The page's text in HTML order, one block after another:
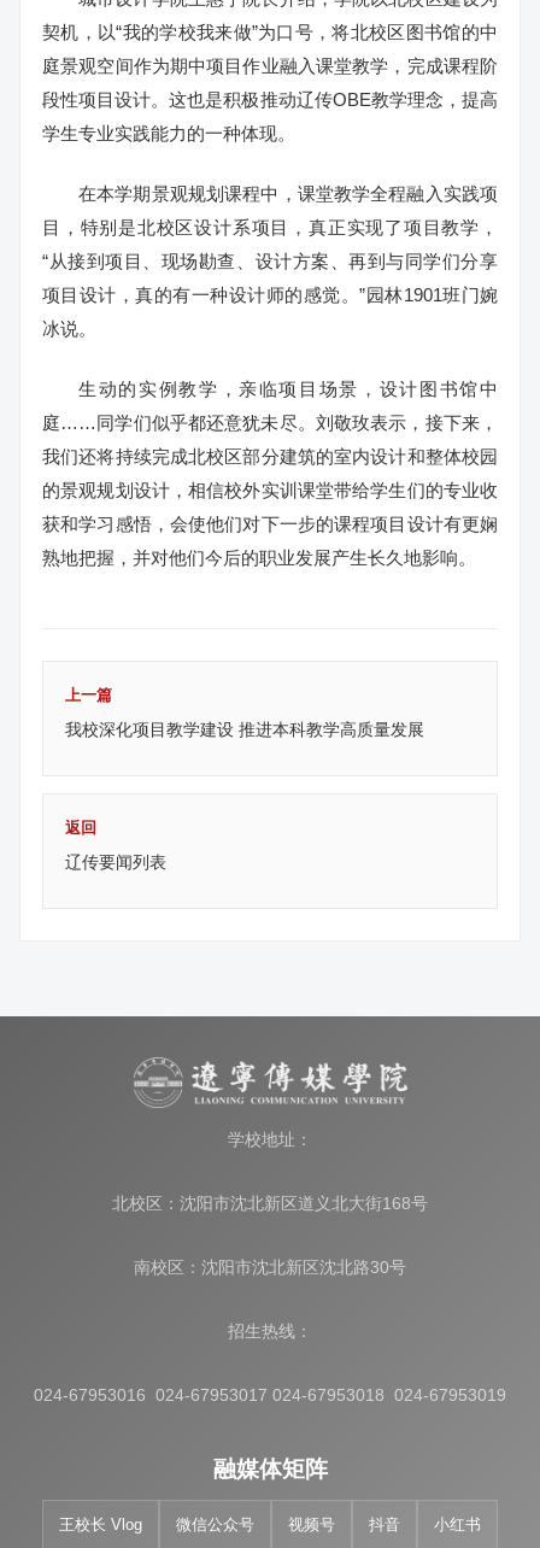
契机，以“我的学校我来做”为口号，将北校区图书馆的中
庭景观空间作为期中项目作业融入课堂教学，完成课程阶
段性项目设计。这也是积极推动辽传OBE教学理念，提高
学生专业实践能力的一种体现。
在本学期景观规划课程中，课堂教学全程融入实践项
目，特别是北校区设计系项目，真正实现了项目教学，
“从接到项目、现场勘查、设计方案、再到与同学们分享
项目设计，真的有一种设计师的感觉。”园林1901班门婉
冰说。
生动的实例教学，亲临项目场景，设计图书馆中
庭……同学们似乎都还意犹未尽。刘敬玫表示，接下来，
我们还将持续完成北校区部分建筑的室内设计和整体校园
的景观规划设计，相信校外实训课堂带给学生们的专业收
获和学习感悟，会使他们对下一步的课程项目设计有更娴
熟地把握，并对他们今后的职业发展产生长久地影响。
上一篇
我校深化项目教学建设 推进本科教学高质量发展
返回
辽传要闻列表
学校地址：
北校区：沈阳市沈北新区道义北大街168号
南校区：沈阳市沈北新区沈北路30号
招生热线：
024-67953016 024-67953017 024-67953018 024-67953019
融媒体矩阵
王校长 Vlog 微信公众号 视频号 抖音 小红书